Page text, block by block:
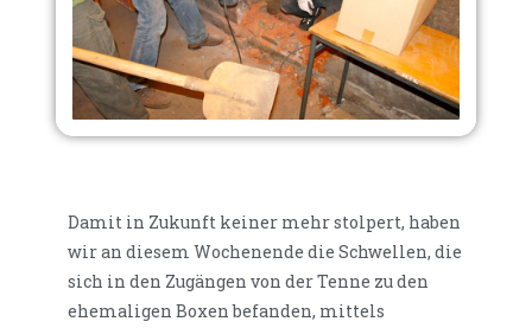
Damit in Zukunft keiner mehr stolpert, haben
wir an diesem Wochenende die Schwellen, die
sich in den Zugängen von der Tenne zu den
ehemaligen Boxen befanden, mittels